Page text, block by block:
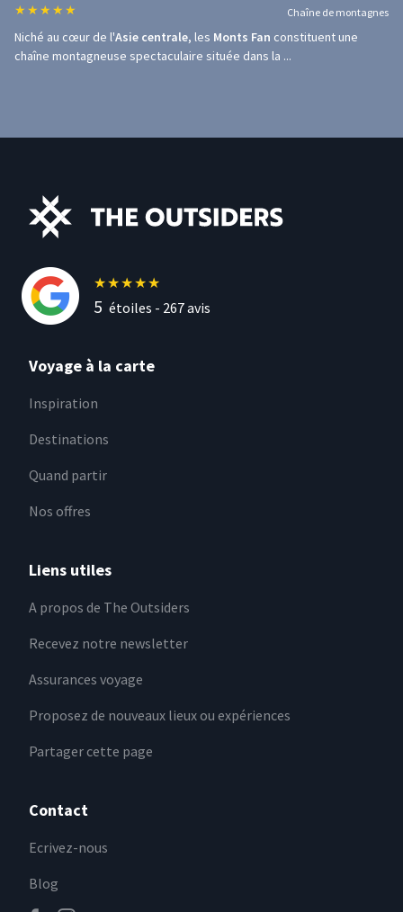
★ ★ ★ ★ ★ Chaîne de montagnes
Niché au cœur de l'Asie centrale, les Monts Fan constituent une
chaîne montagneuse spectaculaire située dans la ...
★★★★★
5 étoiles - 267avis
Voyage à la carte
Inspiration
Destinations
Quand partir
Nos offres
Liens utiles
A propos de The Outsiders
Recevez notre newsletter
Assurances voyage
Proposez de nouveaux lieux ou expériences
Partager cette page
Contact
Ecrivez-nous
Blog